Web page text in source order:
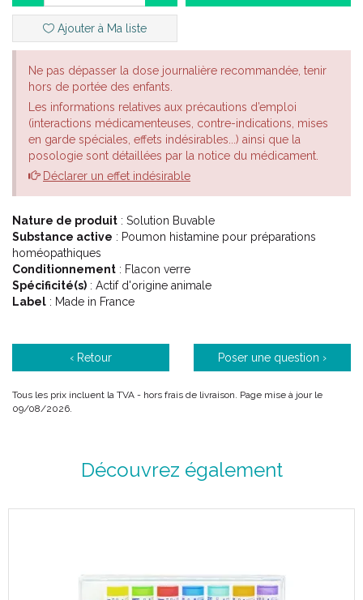
Ajouter à Ma liste
Ne pas dépasser la dose journalière recommandée, tenir
hors de portée des enfants.
Les informations relatives aux précautions d’emploi
(interactions médicamenteuses, contre-indications, mises
en garde spéciales, effets indésirables...) ainsi que la
posologie sont détaillées par la notice du médicament.
Déclarer un effet indésirable
Nature de produit : Solution Buvable
Substance active : Poumon histamine pour préparations
homéopathiques
Conditionnement : Flacon verre
Spécificité(s) : Actif d'origine animale
Label : Made in France
‹ Retour Poser une question ›
Tous les prix incluent la TVA - hors frais de livraison. Page mise à jour le
09/08/2026.
Découvrez également